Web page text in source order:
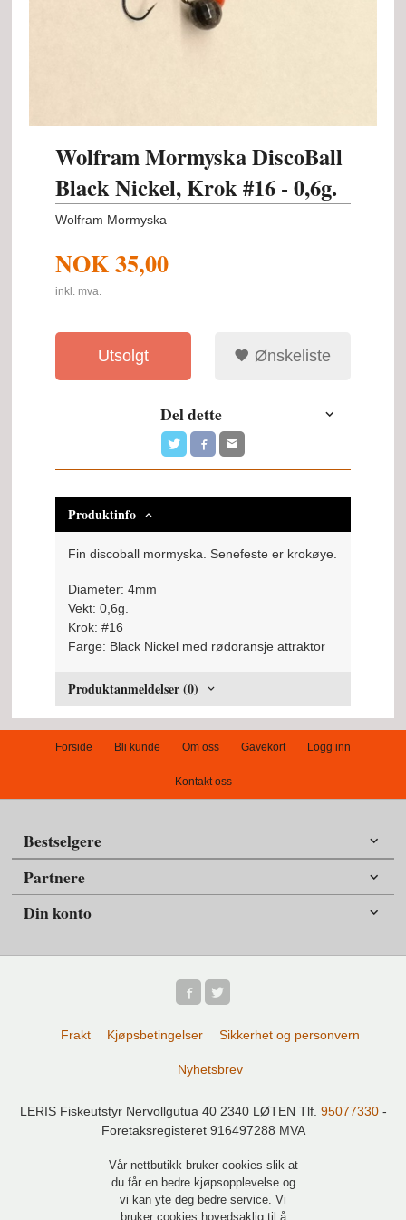
Wolfram Mormyska DiscoBall
Black Nickel, Krok #16 - 0,6g.
Wolfram Mormyska
NOK35,00
inkl. mva.
Utsolgt Ønskeliste
Del dette
Produktinfo
Fin discoball mormyska. Senefeste er krokøye.
Diameter: 4mm
Vekt: 0,6g.
Krok: #16
Farge: Black Nickel med rødoransje attraktor
Produktanmeldelser (0)
Forside Bli kunde Om oss Gavekort Logg inn
Kontakt oss
Bestselgere
Partnere
Din konto
Frakt Kjøpsbetingelser Sikkerhet og personvern
Nyhetsbrev
LERIS Fiskeutstyr Nervollgutua 40 2340 LØTEN Tlf. 95077330-
Foretaksregisteret 916497288 MVA
Vår nettbutikk bruker cookies slik at
du får en bedre kjøpsopplevelse og
vi kan yte deg bedre service. Vi
bruker cookies hovedsaklig til å